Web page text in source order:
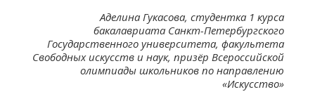
Аделина Гукасова, студентка 1 курса
бакалавриата Санкт-Петербургского
Государственного университета, факультета
Свободных искусств и наук, призёр Всероссийской
олимпиады школьников по направлению
«Искусство»